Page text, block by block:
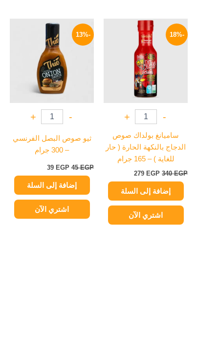
-18%
-
+
ساميانغ بولداك صوص
الدجاج بالنكهة الحارة ( حار
للغاية ) – 165 جرام
340EGP
السعر
الأصلي
340 EGP.
279 EGP
إضافة إلى السلة
اشتري الآن
-13%
-
+
ثيو صوص البصل الفرنسي
– 300 جرام
45EGP
السعر
الأصلي
39 EGP
السعر
هو:
39 EGP.
إضافة إلى السلة
اشتري الآن